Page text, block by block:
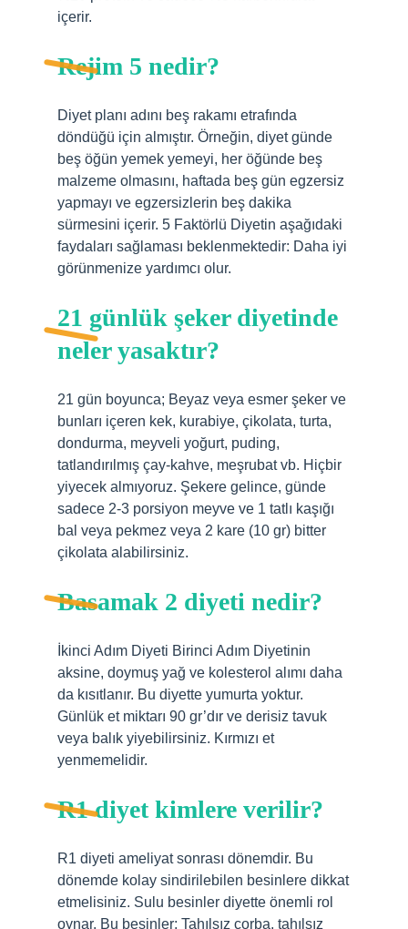
içerir.
Rejim 5 nedir?
Diyet planı adını beş rakamı etrafında
döndüğü için almıştır. Örneğin, diyet günde
beş öğün yemek yemeyi, her öğünde beş
malzeme olmasını, haftada beş gün egzersiz
yapmayı ve egzersizlerin beş dakika
sürmesini içerir. 5 Faktörlü Diyetin aşağıdaki
faydaları sağlaması beklenmektedir: Daha iyi
görünmenize yardımcı olur.
21 günlük şeker diyetinde
neler yasaktır?
21 gün boyunca; Beyaz veya esmer şeker ve
bunları içeren kek, kurabiye, çikolata, turta,
dondurma, meyveli yoğurt, puding,
tatlandırılmış çay-kahve, meşrubat vb. Hiçbir
yiyecek almıyoruz. Şekere gelince, günde
sadece 2-3 porsiyon meyve ve 1 tatlı kaşığı
bal veya pekmez veya 2 kare (10 gr) bitter
çikolata alabilirsiniz.
Basamak 2 diyeti nedir?
İkinci Adım Diyeti Birinci Adım Diyetinin
aksine, doymuş yağ ve kolesterol alımı daha
da kısıtlanır. Bu diyette yumurta yoktur.
Günlük et miktarı 90 gr’dır ve derisiz tavuk
veya balık yiyebilirsiniz. Kırmızı et
yenmemelidir.
R1 diyet kimlere verilir?
R1 diyeti ameliyat sonrası dönemdir. Bu
dönemde kolay sindirilebilen besinlere dikkat
etmelisiniz. Sulu besinler diyette önemli rol
oynar. Bu besinler; Tahılsız çorba, tahılsız